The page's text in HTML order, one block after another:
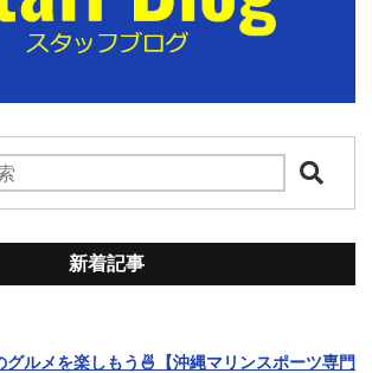
新着記事
グルメを楽しもう🍜【沖縄マリンスポーツ専門